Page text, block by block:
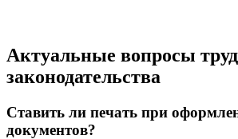
Актуальные вопросы
законодательства
Ставить ли печать при
документов?